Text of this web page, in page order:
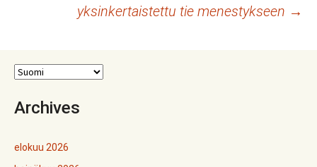
yksinkertaistettu tie menestykseen →
Archives
elokuu 2026